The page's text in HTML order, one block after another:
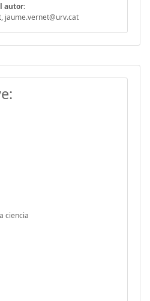
autor:
jaume.vernet@urv.cat
ciencia